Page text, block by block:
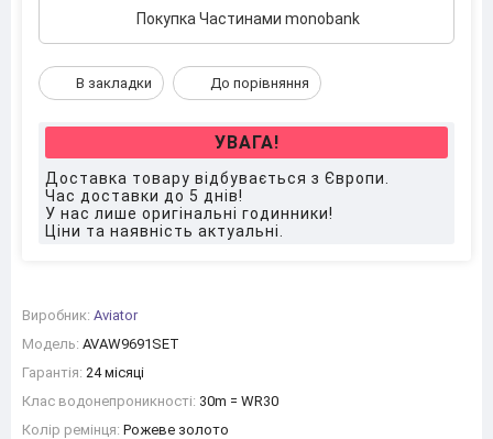
Покупка Частинами monobank
В закладки До порівняння
УВАГА!
Доставка товару відбувається з Європи.
Час доставки до 5 днів!
У нас лише оригінальні годинники!
Ціни та наявність актуальні.
Виробник: Aviator
Модель: AVAW9691SET
Гарантія: 24 місяці
Клас водонепроникності: 30m = WR30
Колір ремінця: Рожеве золото